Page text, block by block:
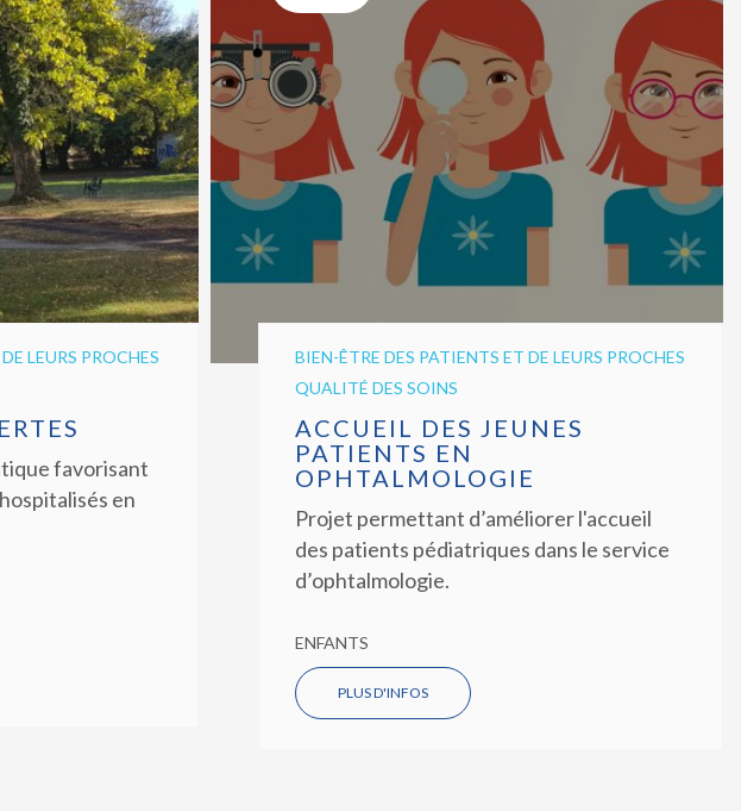
LEURS PROCHES
favorisant
en
BIEN-ÊTRE DES PATIENTS ET DE LEURS PROCHES
QUALITÉ DES SOINS
ACCUEIL DES JEUNES
PATIENTS EN
OPHTALMOLOGIE
Projet permettant d’améliorer l'accueil
des patients pédiatriques dans le service
d’ophtalmologie.
ENFANTS
PLUS D'INFOS